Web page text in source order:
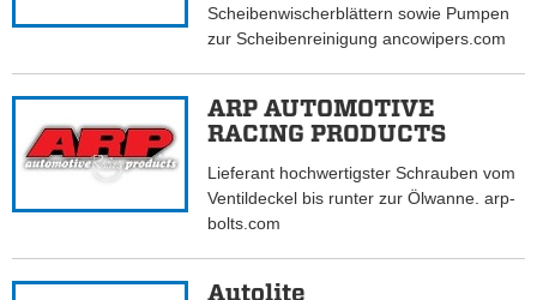
Scheibenwischerblättern sowie Pumpen
zur Scheibenreinigung ancowipers.com
ARP AUTOMOTIVE
RACING PRODUCTS
Lieferant hochwertigster Schrauben vom
Ventildeckel bis runter zur Ölwanne. arp-
bolts.com
Autolite